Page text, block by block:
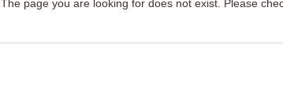
The page you are looking for does not exist. Please